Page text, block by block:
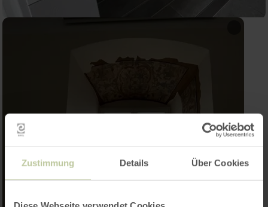
Zustimmung Details Über Cookies